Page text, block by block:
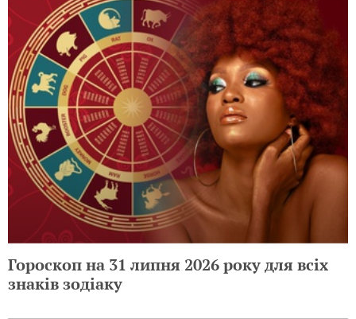
Гороскоп на 31 липня 2026 року для всіх
знаків зодіаку